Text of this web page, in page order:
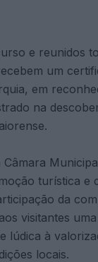
e reunidos
um
em
na
Câmara
turística e
da
visitantes
lúdica à
locais.